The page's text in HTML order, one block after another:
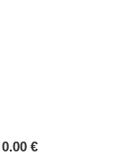
0.00 €